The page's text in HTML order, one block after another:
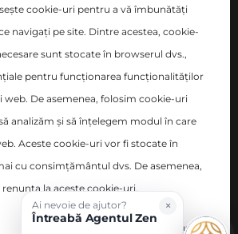
S.R.L.
2 , Blvd-ul Basarabia nr. 200, bl. B,
J40/14348/2017
×
Ai nevoie de ajutor?
Întreabă Agentul Zen
cookie-uri pentru a vă îmbunătăți
navigați pe site. Dintre acestea, cookie-
sunt stocate în browserul dvs.,
pentru funcționarea funcționalităților
web. De asemenea, folosim cookie-uri
analizăm și să înțelegem modul în care
Aceste cookie-uri vor fi stocate în
cu consimțământul dvs. De asemenea,
la aceste cookie-uri.
Preferences